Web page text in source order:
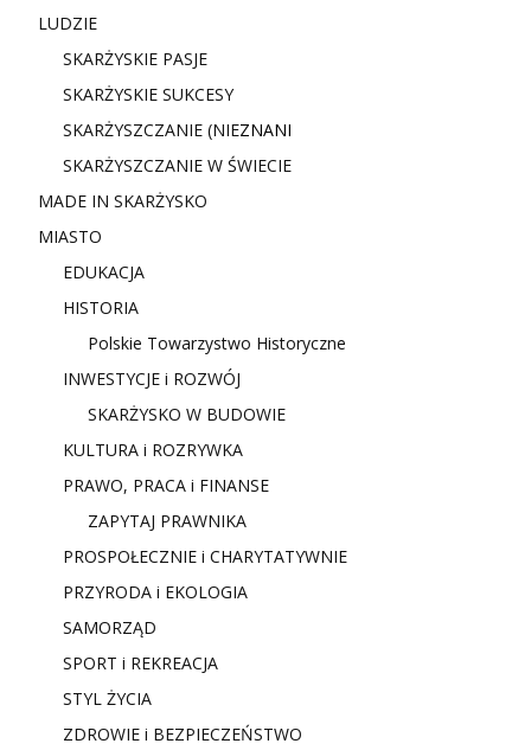
LUDZIE
SKARŻYSKIE PASJE
SKARŻYSKIE SUKCESY
SKARŻYSZCZANIE (NIEZNANI
SKARŻYSZCZANIE W ŚWIECIE
MADE IN SKARŻYSKO
MIASTO
EDUKACJA
HISTORIA
Polskie Towarzystwo Historyczne
INWESTYCJE i ROZWÓJ
SKARŻYSKO W BUDOWIE
KULTURA i ROZRYWKA
PRAWO, PRACA i FINANSE
ZAPYTAJ PRAWNIKA
PROSPOŁECZNIE i CHARYTATYWNIE
PRZYRODA i EKOLOGIA
SAMORZĄD
SPORT i REKREACJA
STYL ŻYCIA
ZDROWIE i BEZPIECZEŃSTWO